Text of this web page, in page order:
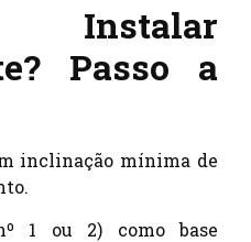
Passo a
inclinação mínima de
1 ou 2) como base